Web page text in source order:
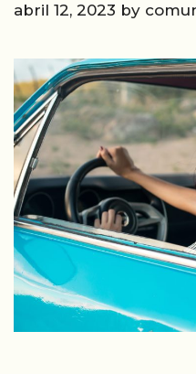
abril 12, 2023 by